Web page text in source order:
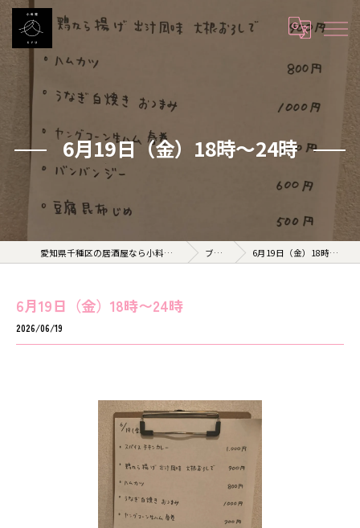
6月19日（金）18時〜24時
愛知県千種区の居酒屋なら小料理 久 KYU ブログ 6月19日（金）18時〜24時
6月19日（金）18時〜24時
2026/06/19